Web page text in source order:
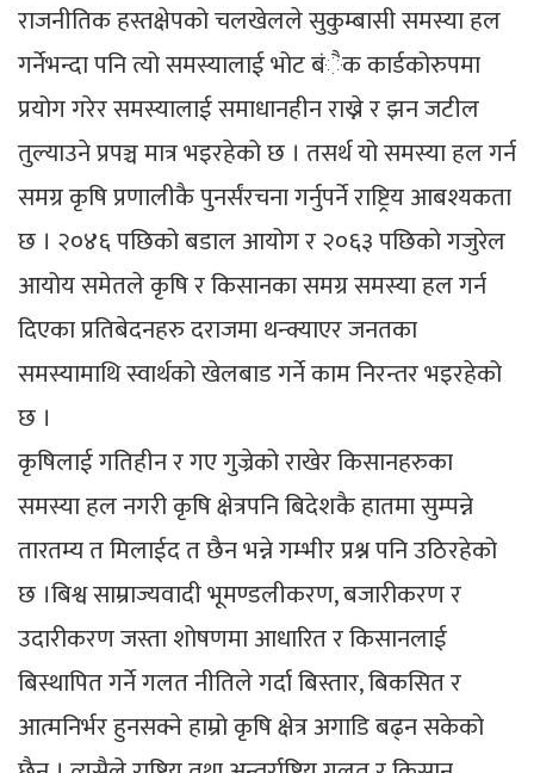
राजनीतिक हस्तक्षेपको चलखेलले सुकुम्बासी समस्या हल
गर्नेभन्दा पनि त्यो समस्यालाई भोट बंैक कार्डकोरुपमा
प्रयोग गरेर समस्यालाई समाधानहीन राख्ने र झन जटील
तुल्याउने प्रपञ्च मात्र भइरहेको छ । तसर्थ यो समस्या हल गर्न
समग्र कृषि प्रणालीकै पुनर्संरचना गर्नुपर्ने राष्ट्रिय आबश्यकता
छ । २०४६ पछिको बडाल आयोग र २०६३ पछिको गजुरेल
आयोय समेतले कृषि र किसानका समग्र समस्या हल गर्न
दिएका प्रतिबेदनहरु दराजमा थन्क्याएर जनतका
समस्यामाथि स्वार्थको खेलबाड गर्ने काम निरन्तर भइरहेको
छ ।
कृषिलाई गतिहीन र गए गुज्रेको राखेर किसानहरुका
समस्या हल नगरी कृषि क्षेत्रपनि बिदेशकै हातमा सुम्पन्ने
तारतम्य त मिलाईद त छैन भन्ने गम्भीर प्रश्न पनि उठिरहेको
छ ।बिश्व साम्राज्यवादी भूमण्डलीकरण, बजारीकरण र
उदारीकरण जस्ता शोषणमा आधारित र किसानलाई
बिस्थापित गर्ने गलत नीतिले गर्दा बिस्तार, बिकसित र
आत्मनिर्भर हुनसक्ने हाम्रो कृषि क्षेत्र अगाडि बढ्न सकेको